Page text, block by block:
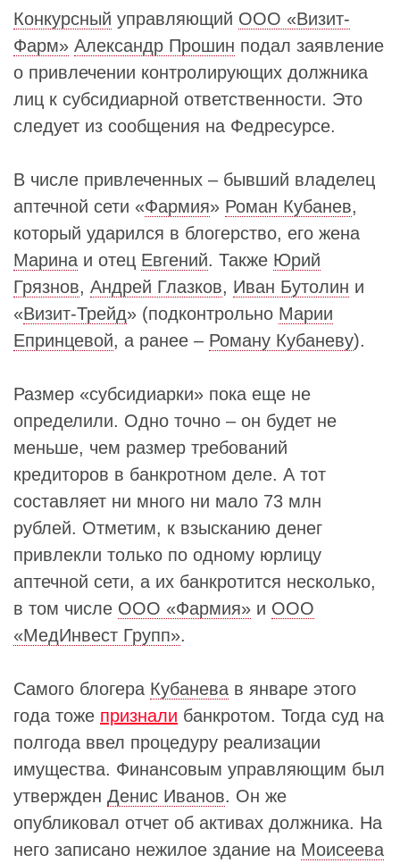
Конкурсный управляющий ООО «Визит-
Фарм» Александр Прошин подал заявление
о привлечении контролирующих должника
лиц к субсидиарной ответственности. Это
следует из сообщения на Федресурсе.
В числе привлеченных – бывший владелец
аптечной сети «Фармия» Роман Кубанев,
который ударился в блогерство, его жена
Марина и отец Евгений. Также Юрий
Грязнов, Андрей Глазков, Иван Бутолин и
«Визит-Трейд» (подконтрольно Марии
Епринцевой, а ранее – Роману Кубаневу).
Размер «субсидиарки» пока еще не
определили. Одно точно – он будет не
меньше, чем размер требований
кредиторов в банкротном деле. А тот
составляет ни много ни мало 73 млн
рублей. Отметим, к взысканию денег
привлекли только по одному юрлицу
аптечной сети, а их банкротится несколько,
в том числе ООО «Фармия» и ООО
«МедИнвест Групп».
Самого блогера Кубанева в январе этого
года тоже признали банкротом. Тогда суд на
полгода ввел процедуру реализации
имущества. Финансовым управляющим был
утвержден Денис Иванов. Он же
опубликовал отчет об активах должника. На
него записано нежилое здание на Моисеева